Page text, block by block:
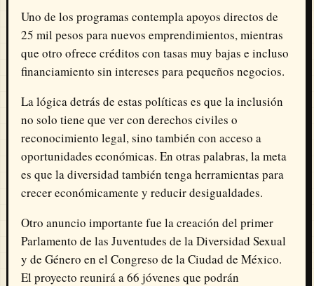
Uno de los programas contempla apoyos directos de
25 mil pesos para nuevos emprendimientos, mientras
que otro ofrece créditos con tasas muy bajas e incluso
financiamiento sin intereses para pequeños negocios.
La lógica detrás de estas políticas es que la inclusión
no solo tiene que ver con derechos civiles o
reconocimiento legal, sino también con acceso a
oportunidades económicas. En otras palabras, la meta
es que la diversidad también tenga herramientas para
crecer económicamente y reducir desigualdades.
Otro anuncio importante fue la creación del primer
Parlamento de las Juventudes de la Diversidad Sexual
y de Género en el Congreso de la Ciudad de México.
El proyecto reunirá a 66 jóvenes que podrán